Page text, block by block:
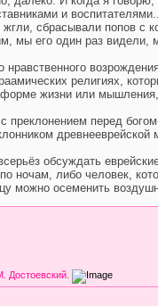
и
сбрасывали попов с
мы его один раз видели,
нравственного
религиях,
жизни или
преклонением перед
древнееврейской
обсуждать
ночам, либо человек,
можно осеменить
Достоевский.